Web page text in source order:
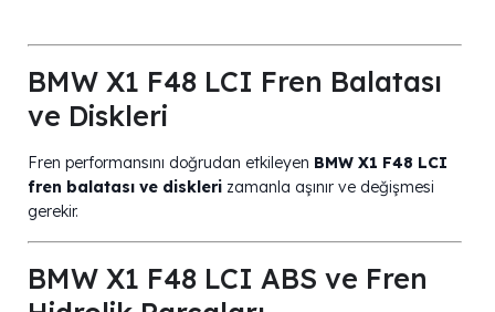
BMW X1 F48 LCI Fren Balatası
ve Diskleri
Fren performansını doğrudan etkileyen BMW X1 F48 LCI
fren balatası ve diskleri zamanla aşınır ve değişmesi
gerekir.
BMW X1 F48 LCI ABS ve Fren